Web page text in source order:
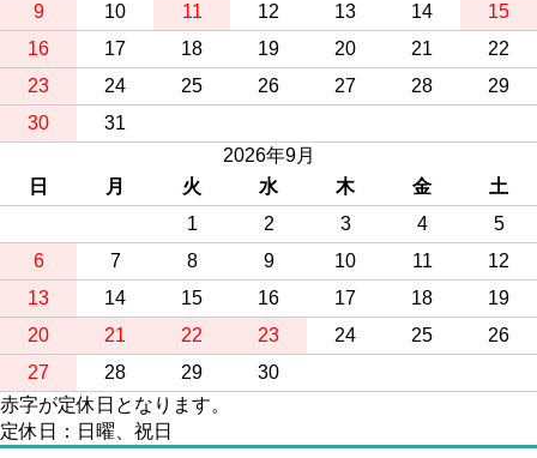
9
10 11 12 13 14
15
16
17 18 19 20 21
22
23
24 25 26 27 28
29
30
31
2026年9月
日
月 火 水 木 金
土
1
2 3 4
5
6
7 8 9 10 11
12
13
14 15 16 17 18
19
20
21 22 23 24 25
26
27
28 29
30
赤字が定休日となります。
定休日：日曜、祝日